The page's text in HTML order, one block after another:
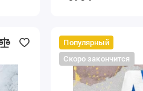
Популярный
Скоро закончится